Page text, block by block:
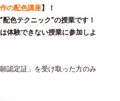
の配色講座】！
色テクニック”の授業です！
体験できない授業に参加しよ
認定証」を受け取った方のみ